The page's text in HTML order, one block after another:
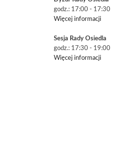
godz.: 17:00 - 17:30
Więcej informacji
Sesja Rady Osiedla
godz.: 17:30 - 19:00
Więcej informacji